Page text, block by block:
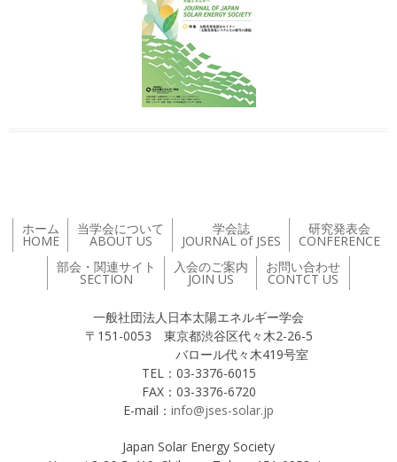
ホーム
HOME
当学会について
ABOUT US
学会誌
JOURNAL of JSES
研究発表会
CONFERENCE
部会・関連サイト
SECTION
入会のご案内
JOIN US
お問い合わせ
CONTCT US
一般社団法人日本太陽エネルギー学会
〒151-0053 東京都渋谷区代々木2-26-5
バロール代々木419号室
TEL：03-3376-6015
FAX：03-3376-6720
E-mail： info@jses-solar.jp
Japan Solar Energy Society